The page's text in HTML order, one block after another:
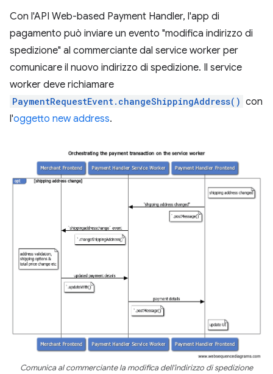
Con l'API Web-based Payment Handler, l'app di
pagamento può inviare un evento "modifica indirizzo di
spedizione" al commerciante dal service worker per
comunicare il nuovo indirizzo di spedizione. Il service
worker deve richiamare
PaymentRequestEvent.changeShippingAddress() con
l'oggetto new address.
Comunica al commerciante la modifica dell'indirizzo di spedizione